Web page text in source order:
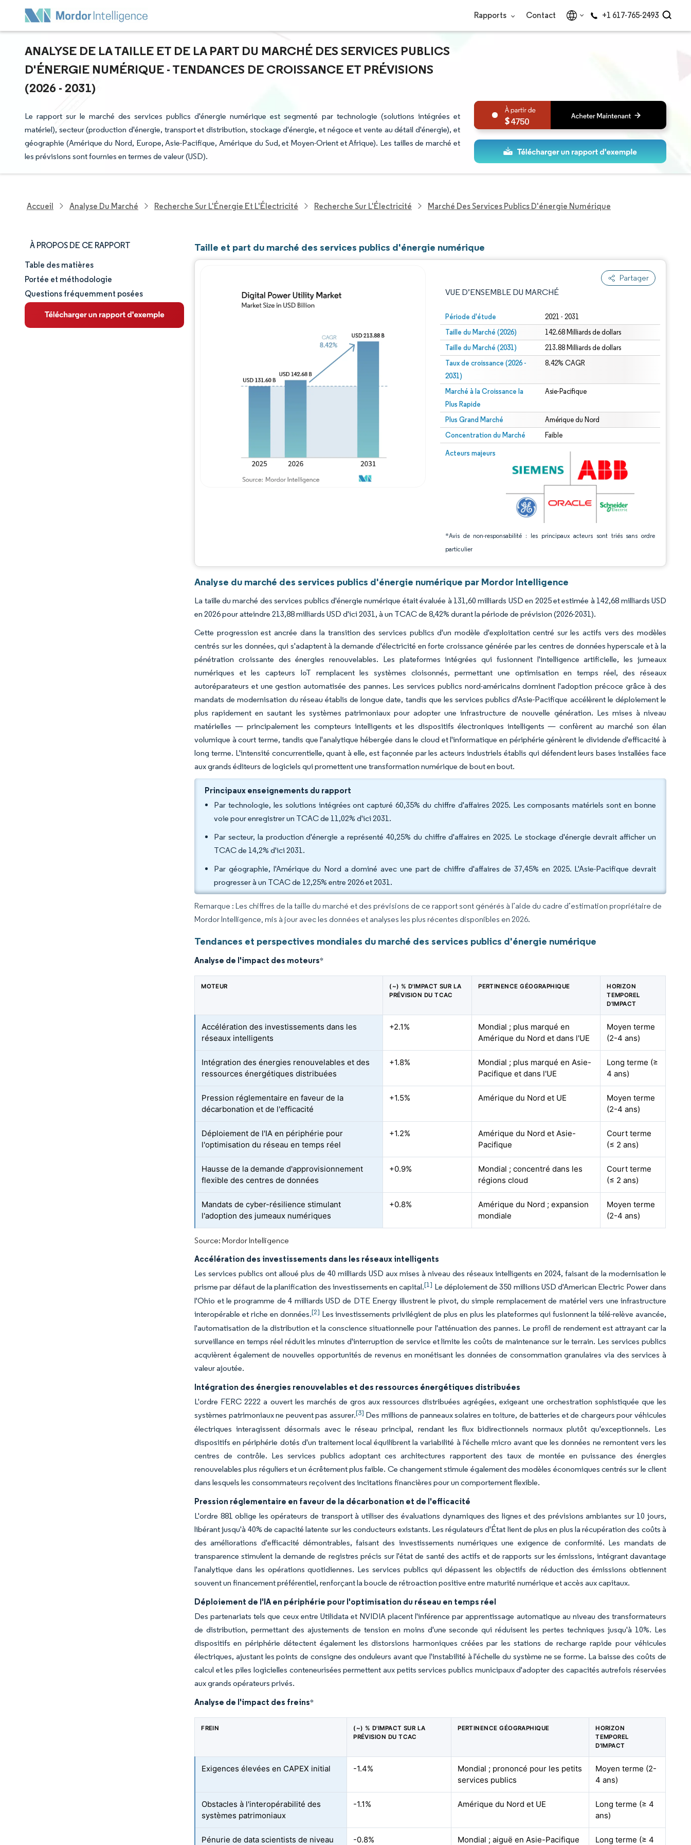
Rapports Contact +1 617-765-2493
ANALYSE DE LA TAILLE ET DE LA PART DU MARCHÉ DES SERVICES PUBLICS
D'ÉNERGIE NUMÉRIQUE - TENDANCES DE CROISSANCE ET PRÉVISIONS
(2026 - 2031)
Le rapport sur le marché des services publics d'énergie numérique est segmenté par technologie (solutions intégrées et
matériel), secteur (production d'énergie, transport et distribution, stockage d'énergie, et négoce et vente au détail d'énergie), et
géographie (Amérique du Nord, Europe, Asie-Pacifique, Amérique du Sud, et Moyen-Orient et Afrique). Les tailles de marché et
les prévisions sont fournies en termes de valeur (USD).
4750
Accueil Analyse Du Marché Recherche Sur L'Énergie Et L'Électricité Recherche Sur L'Électricité Marché Des Services Publics D'énergie Numérique
À PROPOS DE CE RAPPORT
Taille et part de marché
Analyse du marché
Tendances et perspectives
Table des matières
Portée et méthodologie
Questions fréquemment posées
Taille et part du marché des services publics d'énergie numérique
Partager
VUE D’ENSEMBLE DU MARCHÉ
Période d'étude 2021 - 2031
Taille du Marché (2026) 142.68 Milliards de dollars
Taille du Marché (2031) 213.88 Milliards de dollars
Taux de croissance (2026 -
2031)
8.42% CAGR
Marché à la Croissance la
Plus Rapide
Asie-Pacifique
Plus Grand Marché Amérique du Nord
Concentration du Marché Faible
Acteurs majeurs
*Avis de non-responsabilité : les principaux acteurs sont triés sans ordre
particulier
Image © Mordor Intelligence. La réutilisation nécessite une attribution sous CC BY 4.0.
Image © Mordor Intelligence. La réutilisation nécessite une attribution sous CC BY 4.0.
Analyse du marché des services publics d'énergie numérique par Mordor Intelligence
La taille du marché des services publics d'énergie numérique était évaluée à 131,60 milliards USD en 2025 et estimée à 142,68 milliards USD
en 2026 pour atteindre 213,88 milliards USD d'ici 2031, à un TCAC de 8,42% durant la période de prévision (2026-2031).
Cette progression est ancrée dans la transition des services publics d'un modèle d'exploitation centré sur les actifs vers des modèles
centrés sur les données, qui s'adaptent à la demande d'électricité en forte croissance générée par les centres de données hyperscale et à la
pénétration croissante des énergies renouvelables. Les plateformes intégrées qui fusionnent l'intelligence artificielle, les jumeaux
numériques et les capteurs IoT remplacent les systèmes cloisonnés, permettant une optimisation en temps réel, des réseaux
autoréparateurs et une gestion automatisée des pannes. Les services publics nord-américains dominent l'adoption précoce grâce à des
mandats de modernisation du réseau établis de longue date, tandis que les services publics d'Asie-Pacifique accélèrent le déploiement le
plus rapidement en sautant les systèmes patrimoniaux pour adopter une infrastructure de nouvelle génération. Les mises à niveau
matérielles — principalement les compteurs intelligents et les dispositifs électroniques intelligents — confèrent au marché son élan
volumique à court terme, tandis que l'analytique hébergée dans le cloud et l'informatique en périphérie génèrent le dividende d'efficacité à
long terme. L'intensité concurrentielle, quant à elle, est façonnée par les acteurs industriels établis qui défendent leurs bases installées face
aux grands éditeurs de logiciels qui promettent une transformation numérique de bout en bout.
Principaux enseignements du rapport
Par technologie, les solutions intégrées ont capturé 60,35% du chiffre d'affaires 2025. Les composants matériels sont en bonne
voie pour enregistrer un TCAC de 11,02% d'ici 2031.
Par secteur, la production d'énergie a représenté 40,25% du chiffre d'affaires en 2025. Le stockage d'énergie devrait afficher un
TCAC de 14,2% d'ici 2031.
Par géographie, l'Amérique du Nord a dominé avec une part de chiffre d'affaires de 37,45% en 2025. L'Asie-Pacifique devrait
progresser à un TCAC de 12,25% entre 2026 et 2031.
Remarque : Les chiffres de la taille du marché et des prévisions de ce rapport sont générés à l’aide du cadre d’estimation propriétaire de
Mordor Intelligence, mis à jour avec les données et analyses les plus récentes disponibles en 2026.
Tendances et perspectives mondiales du marché des services publics d'énergie numérique
Analyse de l'impact des moteurs*
MOTEUR
(~) % D'IMPACT SUR LA
PRÉVISION DU TCAC
PERTINENCE GÉOGRAPHIQUE
HORIZON
TEMPOREL
D'IMPACT
Accélération des investissements dans les
réseaux intelligents
+2.1%
Mondial ; plus marqué en
Amérique du Nord et dans l'UE
Moyen terme
(2-4 ans)
Intégration des énergies renouvelables et des
ressources énergétiques distribuées
+1.8%
Mondial ; plus marqué en Asie-
Pacifique et dans l'UE
Long terme (≥
4 ans)
Pression réglementaire en faveur de la
décarbonation et de l'efficacité
+1.5% Amérique du Nord et UE
Moyen terme
(2-4 ans)
Déploiement de l'IA en périphérie pour
l'optimisation du réseau en temps réel
+1.2%
Amérique du Nord et Asie-
Pacifique
Court terme
(≤ 2 ans)
Hausse de la demande d'approvisionnement
flexible des centres de données
+0.9%
Mondial ; concentré dans les
régions cloud
Court terme
(≤ 2 ans)
Mandats de cyber-résilience stimulant
l'adoption des jumeaux numériques
+0.8%
Amérique du Nord ; expansion
mondiale
Moyen terme
(2-4 ans)
Source: Mordor Intelligence
Accélération des investissements dans les réseaux intelligents
Les services publics ont alloué plus de 40 milliards USD aux mises à niveau des réseaux intelligents en 2024, faisant de la modernisation le
prisme par défaut de la planification des investissements en capital.[1] Le déploiement de 350 millions USD d'American Electric Power dans
l'Ohio et le programme de 4 milliards USD de DTE Energy illustrent le pivot, du simple remplacement de matériel vers une infrastructure
interopérable et riche en données.[2] Les investissements privilégient de plus en plus les plateformes qui fusionnent la télé-relève avancée,
l'automatisation de la distribution et la conscience situationnelle pour l'atténuation des pannes. Le profil de rendement est attrayant car la
surveillance en temps réel réduit les minutes d'interruption de service et limite les coûts de maintenance sur le terrain. Les services publics
acquièrent également de nouvelles opportunités de revenus en monétisant les données de consommation granulaires via des services à
valeur ajoutée.
Intégration des énergies renouvelables et des ressources énergétiques distribuées
L'ordre FERC 2222 a ouvert les marchés de gros aux ressources distribuées agrégées, exigeant une orchestration sophistiquée que les
systèmes patrimoniaux ne peuvent pas assurer.[3] Des millions de panneaux solaires en toiture, de batteries et de chargeurs pour véhicules
électriques interagissent désormais avec le réseau principal, rendant les flux bidirectionnels normaux plutôt qu'exceptionnels. Les
dispositifs en périphérie dotés d'un traitement local équilibrent la variabilité à l'échelle micro avant que les données ne remontent vers les
centres de contrôle. Les services publics adoptant ces architectures rapportent des taux de montée en puissance des énergies
renouvelables plus réguliers et un écrêtement plus faible. Ce changement stimule également des modèles économiques centrés sur le client
dans lesquels les consommateurs reçoivent des incitations financières pour un comportement flexible.
Pression réglementaire en faveur de la décarbonation et de l'efficacité
L'ordre 881 oblige les opérateurs de transport à utiliser des évaluations dynamiques des lignes et des prévisions ambiantes sur 10 jours,
libérant jusqu'à 40% de capacité latente sur les conducteurs existants. Les régulateurs d'État lient de plus en plus la récupération des coûts à
des améliorations d'efficacité démontrables, faisant des investissements numériques une exigence de conformité. Les mandats de
transparence stimulent la demande de registres précis sur l'état de santé des actifs et de rapports sur les émissions, intégrant davantage
l'analytique dans les opérations quotidiennes. Les services publics qui dépassent les objectifs de réduction des émissions obtiennent
souvent un financement préférentiel, renforçant la boucle de rétroaction positive entre maturité numérique et accès aux capitaux.
Déploiement de l'IA en périphérie pour l'optimisation du réseau en temps réel
Des partenariats tels que ceux entre Utilidata et NVIDIA placent l'inférence par apprentissage automatique au niveau des transformateurs
de distribution, permettant des ajustements de tension en moins d'une seconde qui réduisent les pertes techniques jusqu'à 10%. Les
dispositifs en périphérie détectent également les distorsions harmoniques créées par les stations de recharge rapide pour véhicules
électriques, ajustant les points de consigne des onduleurs avant que l'instabilité à l'échelle du système ne se forme. La baisse des coûts de
calcul et les piles logicielles conteneurisées permettent aux petits services publics municipaux d'adopter des capacités autrefois réservées
aux grands opérateurs privés.
Analyse de l'impact des freins*
FREIN
(~) % D'IMPACT SUR LA
PRÉVISION DU TCAC
PERTINENCE GÉOGRAPHIQUE
HORIZON
TEMPOREL
D'IMPACT
Exigences élevées en CAPEX initial -1.4%
Mondial ; prononcé pour les petits
services publics
Moyen terme (2-
4 ans)
Obstacles à l'interopérabilité des
systèmes patrimoniaux
-1.1% Amérique du Nord et UE
Long terme (≥ 4
ans)
Pénurie de data scientists de niveau -0.8% Mondial ; aiguë en Asie-Pacifique Long terme (≥ 4